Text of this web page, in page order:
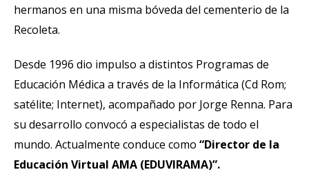
hermanos en una misma bóveda del cementerio de la
Recoleta.
Desde 1996 dio impulso a distintos Programas de
Educación Médica a través de la Informática (Cd Rom;
satélite; Internet), acompañado por Jorge Renna. Para
su desarrollo convocó a especialistas de todo el
mundo. Actualmente conduce como “Director de la
Educación Virtual AMA (EDUVIRAMA)”.